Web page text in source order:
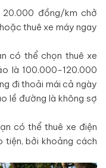
đồng/km chở
thuê xe máy ngay
có thể chọn thuê xe
là 100.000-120.000
đi thoải mái cả ngày
lề đường là không sợ
có thể thuê xe điện
bởi khoảng cách